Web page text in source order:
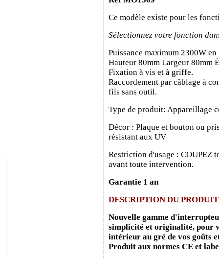
Ce modèle existe pour les
Sélectionnez votre fonction
Puissance maximum 2300W
Hauteur 80mm Largeur 80mm
Fixation à vis et à griffe.
Raccordement par câblage à
fils sans outil.
Type de produit: Appareillage
Décor : Plaque et bouton ou
résistant aux UV
Restriction d'usage : COUPEZ
avant toute intervention.
Garantie 1 an
DESCRIPTION DU PRODUIT
Nouvelle gamme
simplicité et originalité, pour
intérieur au gré de vos goûts
Produit aux normes CE et